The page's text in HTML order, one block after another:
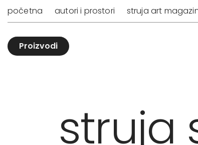
početna autori i prostori struja art
Proizvodi
struja